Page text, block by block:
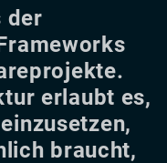
der
erlaubt es,
braucht,